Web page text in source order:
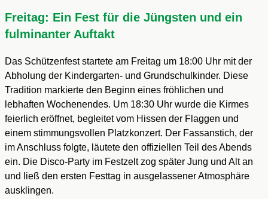
Freitag: Ein Fest für die Jüngsten und ein
fulminanter Auftakt
Das Schützenfest startete am Freitag um 18:00 Uhr mit der
Abholung der Kindergarten- und Grundschulkinder. Diese
Tradition markierte den Beginn eines fröhlichen und
lebhaften Wochenendes. Um 18:30 Uhr wurde die Kirmes
feierlich eröffnet, begleitet vom Hissen der Flaggen und
einem stimmungsvollen Platzkonzert. Der Fassanstich, der
im Anschluss folgte, läutete den offiziellen Teil des Abends
ein. Die Disco-Party im Festzelt zog später Jung und Alt an
und ließ den ersten Festtag in ausgelassener Atmosphäre
ausklingen.